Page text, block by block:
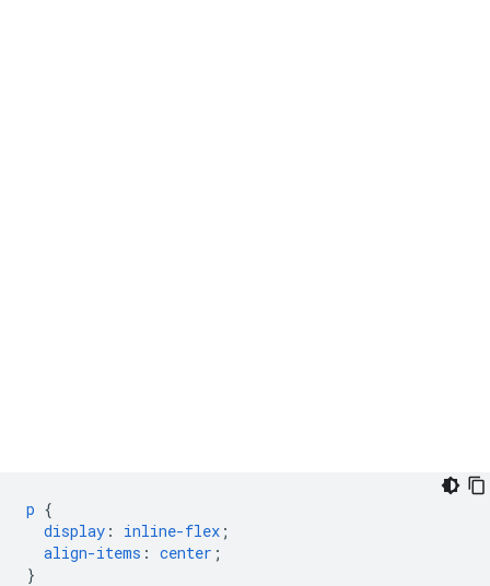
p {
display : inline-flex ;
align-items : center ;
}